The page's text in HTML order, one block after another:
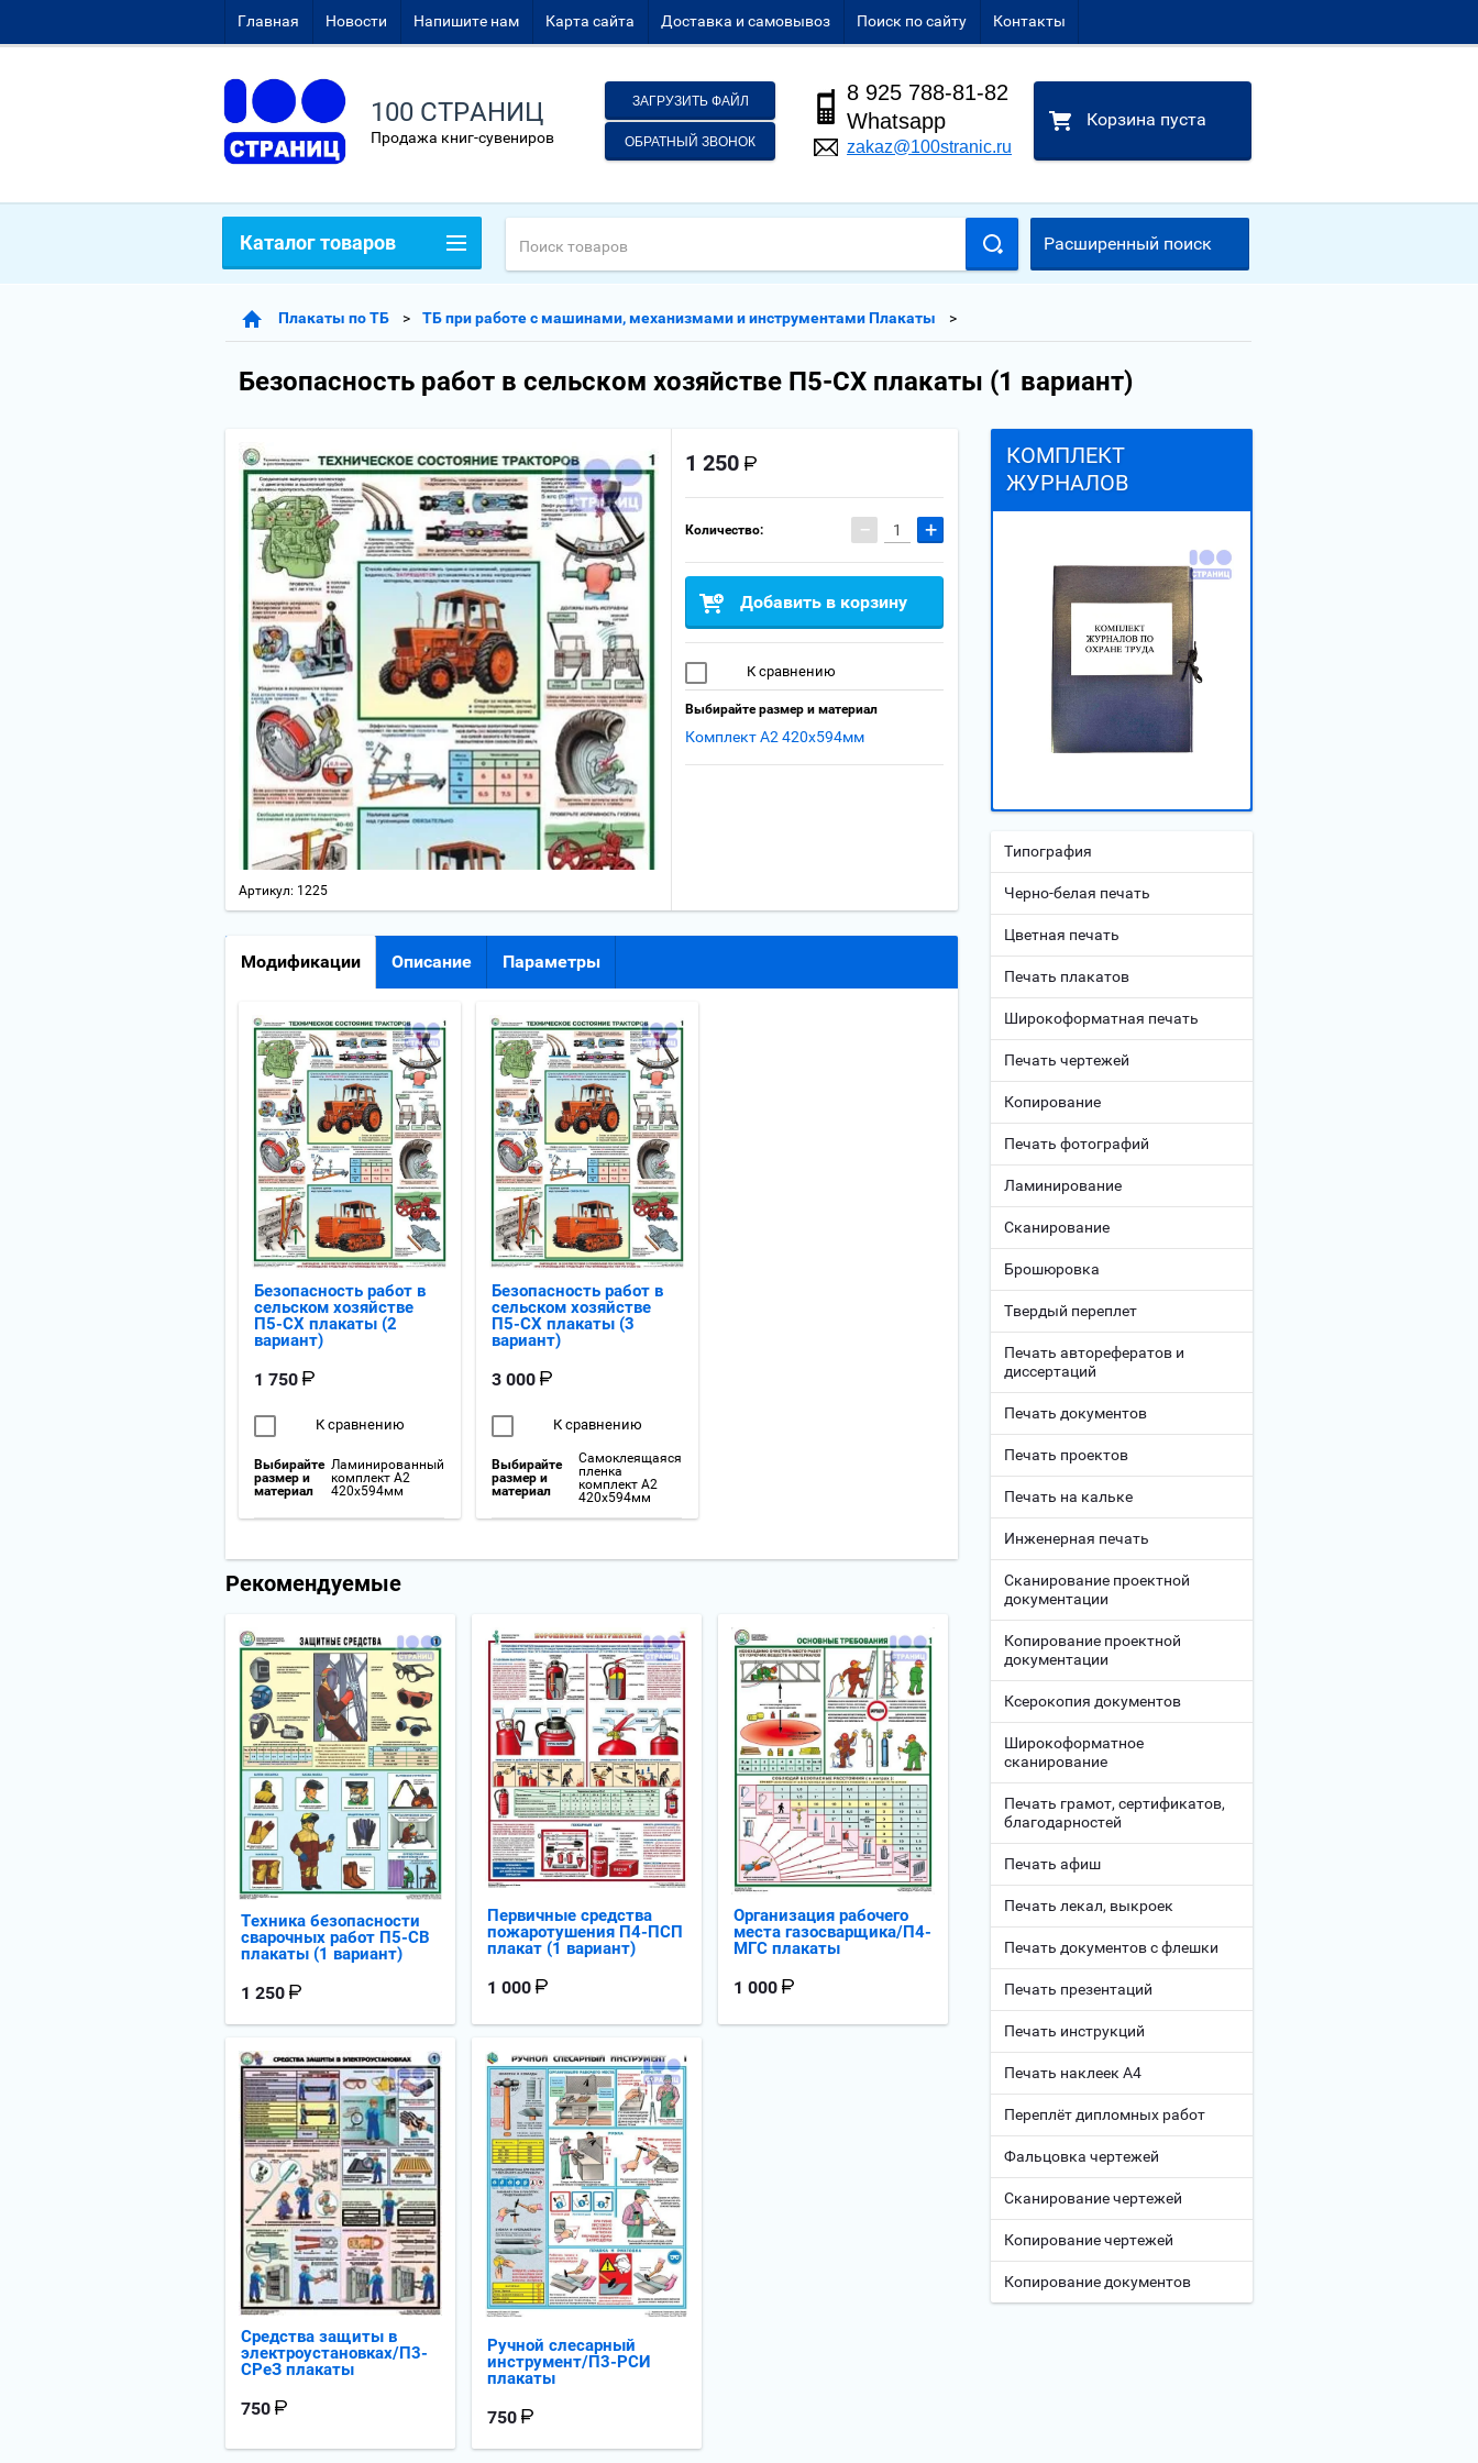
Главная Новости Напишите нам Карта сайта Доставка и самовывоз Поиск по сайту Контакты
100 СТРАНИЦ
Продажа книг-сувениров
ЗАГРУЗИТЬ ФАЙЛ
ОБРАТНЫЙ ЗВОНОК
8 925 788-81-82
Whatsapp
zakaz@100stranic.ru
Корзина пуста
Расширенный поиск
Плакаты по ТБ ТБ при работе с машинами, механизмами и инструментами Плакаты
Безопасность работ в сельском хозяйстве П5-СХ плакаты (1 вариант)
Артикул: 1225
1 250
Количество: − +
Добавить в корзину
К сравнению
Выбирайте размер и материал
Комплект А2 420x594мм
Модификации Описание Параметры
Безопасность работ в
сельском хозяйстве
П5-СХ плакаты (2
вариант)
1 750
К сравнению
Выбирайте
размер и
материал
Ламинированный
комплект А2
420x594мм
Безопасность работ в
сельском хозяйстве
П5-СХ плакаты (3
вариант)
3 000
К сравнению
Выбирайте
размер и
материал
Самоклеящаяся
пленка
комплект А2
420x594мм
Рекомендуемые
Техника безопасности
сварочных работ П5-СВ
плакаты (1 вариант)
1 250
Первичные средства
пожаротушения П4-ПСП
плакат (1 вариант)
1 000
Организация рабочего
места газосварщика/П4-
МГС плакаты
1 000
Средства защиты в
электроустановках/П3-
СРеЗ плакаты
750
Ручной слесарный
инструмент/П3-РСИ
плакаты
750
Каталог товаров
КОМПЛЕКТ
ЖУРНАЛОВ
Типография
Черно-белая печать
Цветная печать
Печать плакатов
Широкоформатная печать
Печать чертежей
Копирование
Печать фотографий
Ламинирование
Сканирование
Брошюровка
Твердый переплет
Печать авторефератов и
диссертаций
Печать документов
Печать проектов
Печать на кальке
Инженерная печать
Сканирование проектной
документации
Копирование проектной
документации
Ксерокопия документов
Широкоформатное
сканирование
Печать грамот, сертификатов,
благодарностей
Печать афиш
Печать лекал, выкроек
Печать документов с флешки
Печать презентаций
Печать инструкций
Печать наклеек А4
Переплёт дипломных работ
Фальцовка чертежей
Сканирование чертежей
Копирование чертежей
Копирование документов